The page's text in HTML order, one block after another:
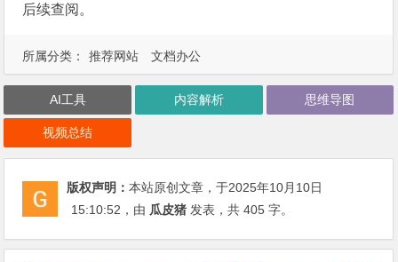
后续查阅。
所属分类： 推荐网站 文档办公
AI工具 内容解析 思维导图
视频总结
版权声明：本站原创文章，于2025年10月10日
15:10:52 ，由 瓜皮猪 发表，共 405 字。